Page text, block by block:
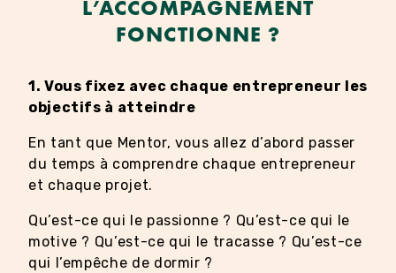
L’ACCOMPAGNEMENT
FONCTIONNE ?
1. Vous fixez avec chaque entrepreneur les
objectifs à atteindre
En tant que Mentor, vous allez d’abord passer
du temps à comprendre chaque entrepreneur
et chaque projet.
Qu’est-ce qui le passionne ? Qu’est-ce qui le
motive ? Qu’est-ce qui le tracasse ? Qu’est-ce
qui l’empêche de dormir ?